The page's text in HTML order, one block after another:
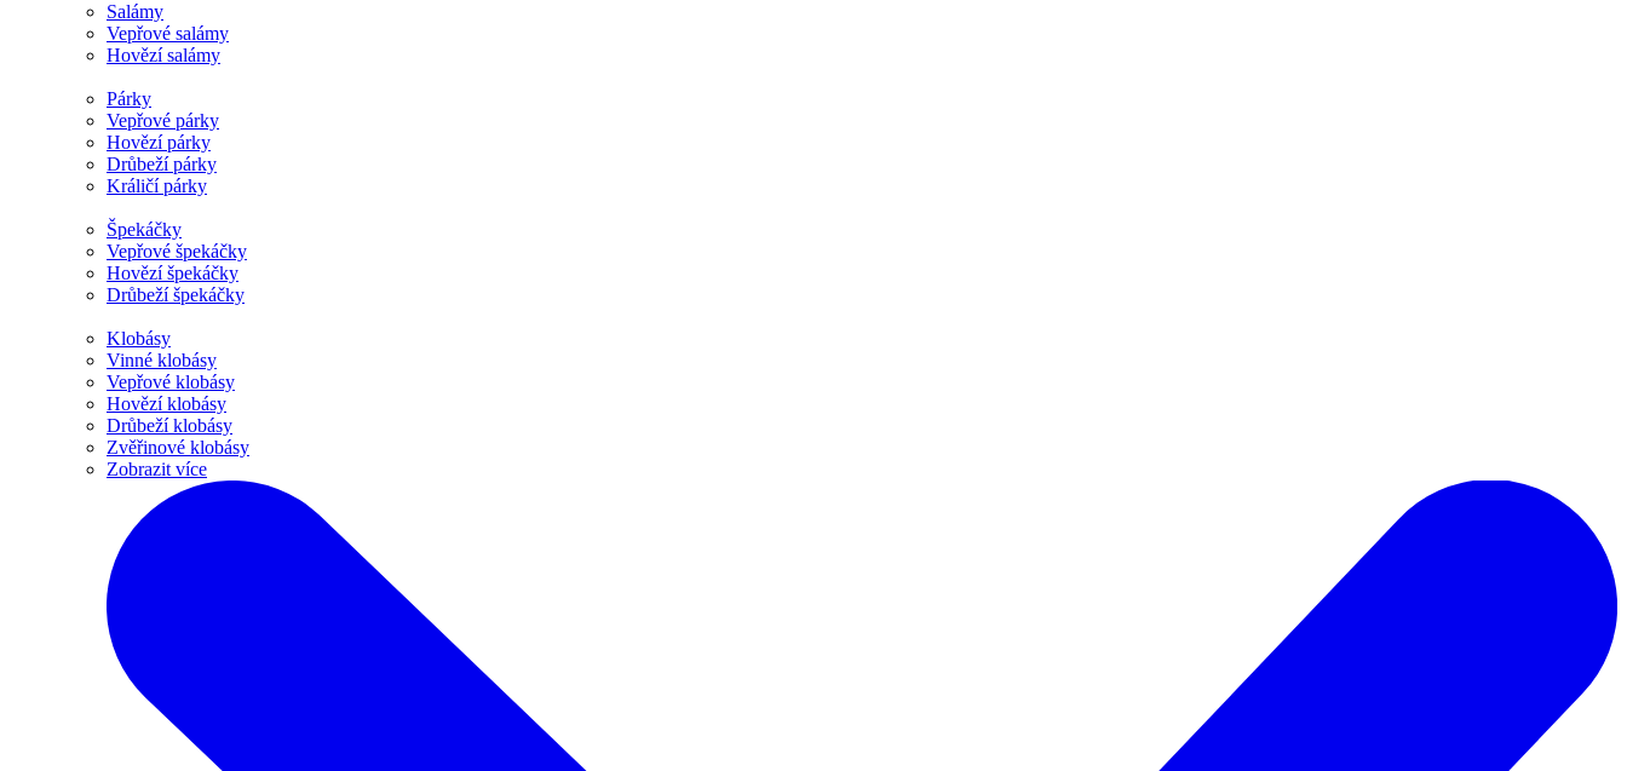
Salámy
Vepřové salámy
Hovězí salámy
Párky
Vepřové párky
Hovězí párky
Drůbeží párky
Králičí párky
Špekáčky
Vepřové špekáčky
Hovězí špekáčky
Drůbeží špekáčky
Klobásy
Vinné klobásy
Vepřové klobásy
Hovězí klobásy
Drůbeží klobásy
Zvěřinové klobásy
Zobrazit více